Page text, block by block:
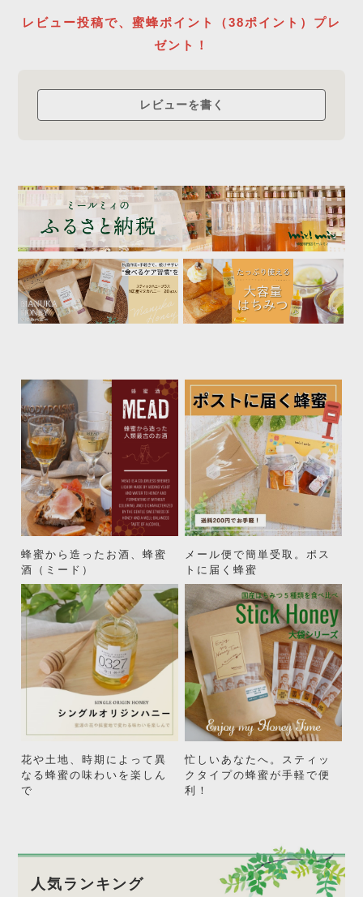
生蜂蜜
ローハニー
レビュー投稿で、蜜蜂ポイント（38ポイント）プレ
ゼント！
レビューを書く
蜂蜜から造ったお酒、蜂蜜
酒（ミード）
メール便で簡単受取。ポス
トに届く蜂蜜
花や土地、時期によって異
なる蜂蜜の味わいを楽しん
で
忙しいあなたへ。スティッ
クタイプの蜂蜜が手軽で便
利！
人気ランキング